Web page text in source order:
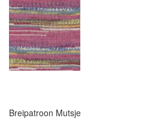
Breipatroon Mutsje